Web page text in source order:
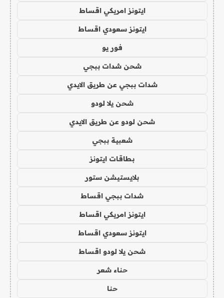
ايتونز امريكي اقساط
ايتونز سعودي اقساط
فور يو
شحن شدات ببجي
شدات ببجي عن طريق الايدي
شحن يلا لودو
شحن لودو عن طريق الايدي
شعبية ببجي
بطاقات ايتونز
بلايستيشن ستور
شدات ببجي اقساط
ايتونز امريكي اقساط
ايتونز سعودي اقساط
شحن يلا لودو اقساط
حناء شعر
حنا